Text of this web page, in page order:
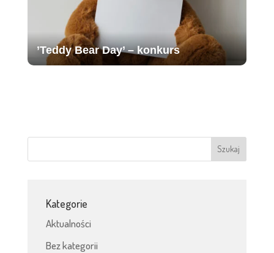
’Teddy Bear Day’ – konkurs
Kategorie
Aktualności
Bez kategorii